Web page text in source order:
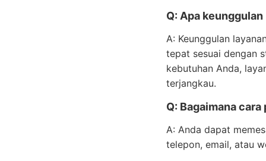
Q: Apa
A: Keunggulan
tepat sesuai dengan
kebutuhan Anda,
terjangkau.
Q: Bagaimana
A: Anda dapat
telepon, email, atau